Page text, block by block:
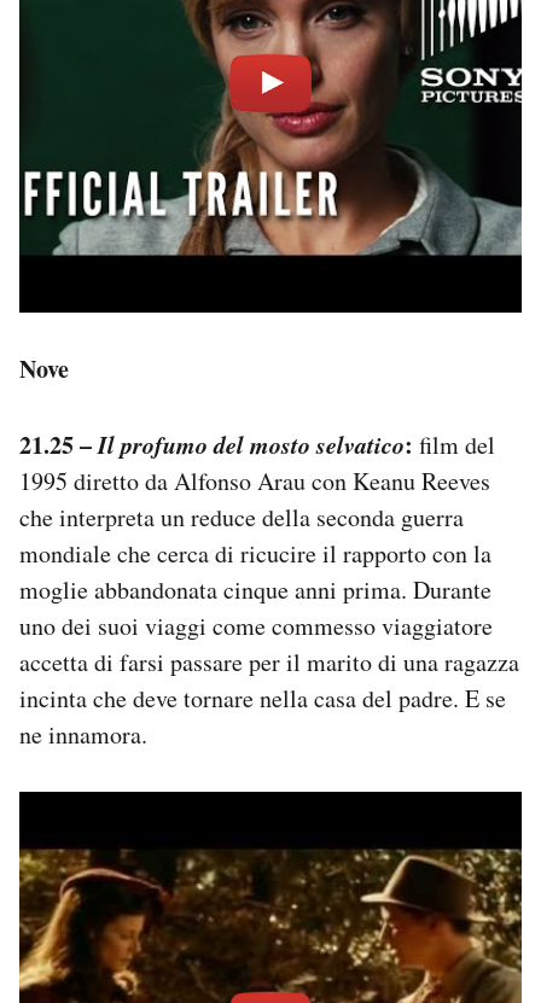
Nove
21.25 –Il profumo del mosto selvatico: film del
1995 diretto da Alfonso Arau con Keanu Reeves
che interpreta un reduce della seconda guerra
mondiale che cerca di ricucire il rapporto con la
moglie abbandonata cinque anni prima. Durante
uno dei suoi viaggi come commesso viaggiatore
accetta di farsi passare per il marito di una ragazza
incinta che deve tornare nella casa del padre. E se
ne innamora.